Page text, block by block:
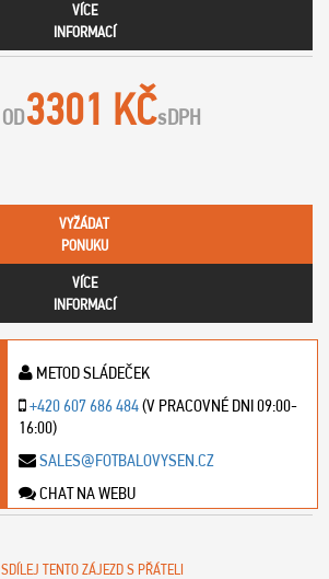
VÍCE
INFORMACÍ
OD3301 KČsDPH
VYŽÁDAT
PONUKU
VÍCE
INFORMACÍ
METOD SLÁDEČEK
+420 607 686 484(V PRACOVNÉ DNI 09:00-
16:00)
SALES@FOTBALOVYSEN.CZ
CHAT NA WEBU
SDÍLEJ TENTO ZÁJEZD S PŘÁTELI